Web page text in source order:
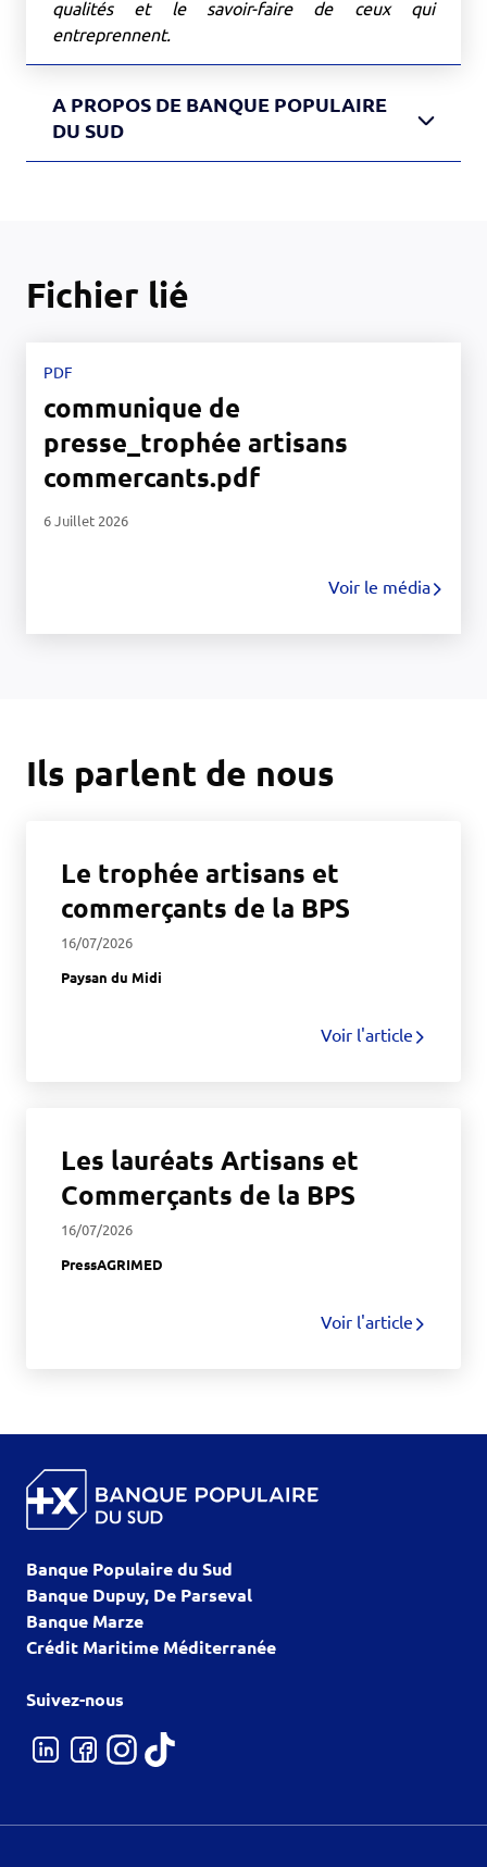
qualités et le savoir-faire de ceux qui
entreprennent.
A PROPOS DE BANQUE POPULAIRE
DU SUD
Fichier lié
PDF
communique de
presse_trophée artisans
commercants.pdf
6 Juillet 2026
Voir le média
Ils parlent de nous
Le trophée artisans et
commerçants de la BPS
16/07/2026
Paysan du Midi
Voir l'article
Les lauréats Artisans et
Commerçants de la BPS
16/07/2026
PressAGRIMED
Voir l'article
Banque Populaire du Sud
Banque Dupuy, De Parseval
Banque Marze
Crédit Maritime Méditerranée
Suivez-nous